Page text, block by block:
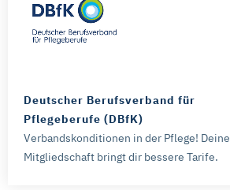
Deutscher Berufsverband für
Pflegeberufe (DBfK)
Verbandskonditionen in der Pflege! Deine
Mitgliedschaft bringt dir bessere Tarife.